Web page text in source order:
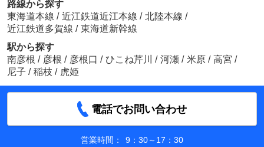
路線から探す
東海道本線 / 近江鉄道近江本線 / 北陸本線 /
近江鉄道多賀線 / 東海道新幹線
駅から探す
南彦根 / 彦根 / 彦根口 / ひこね芹川 / 河瀬 / 米原 / 高宮 /
尼子 / 稲枝 / 虎姫
電話でお問い合わせ
営業時間：
9：30～17：30